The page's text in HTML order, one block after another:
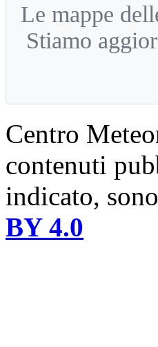
Le mappe
Stiamo
Centro
contenuti
indicato,
BY 4.0